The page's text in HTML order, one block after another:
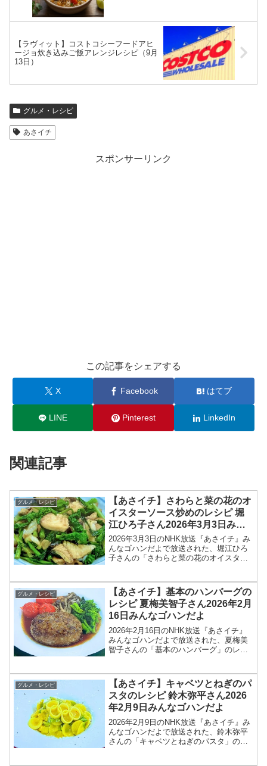
【ラヴィット】コストコシーフードアヒ
ージョ炊き込みご飯アレンジレシピ（9月
13日）
グルメ・レシピ
あさイチ
スポンサーリンク
この記事をシェアする
X Facebook はてブ
LINE Pinterest LinkedIn
関連記事
グルメ・レシピ
【あさイチ】さわらと菜の花のオ
イスターソース炒めのレシピ 堀
江ひろ子さん2026年3月3日みん
なゴハンだよ
2026年3月3日のNHK放送『あさイチ』み
んなゴハンだよで放送された、堀江ひろ
子さんの「さわらと菜の花のオイスター
研究家の堀江ひろ子さんが登場！さわら
はふっくら、菜...
グルメ・レシピ
【あさイチ】基本のハンバーグの
レシピ 夏梅美智子さん2026年2月
16日みんなゴハンだよ
2026年2月16日のNHK放送『あさイチ』
みんなゴハンだよで放送された、夏梅美
智子さんの「基本のハンバーグ」のレシ
さんが登場！菜の花や、ミニトマトなど
春の野菜ととも...
グルメ・レシピ
【あさイチ】キャベツとねぎのパ
スタのレシピ 鈴木弥平さん2026
年2月9日みんなゴハンだよ
2026年2月9日のNHK放送『あさイチ』み
んなゴハンだよで放送された、鈴木弥平
さんの「キャベツとねぎのパスタ」のレ